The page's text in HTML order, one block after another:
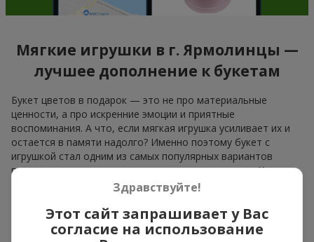
Мягкие игрушки в г. Ярмолинцы —
лучшее дополнение к букетам
Букет цветов в подарок — это не про материальные
ценности, а про искренние эмоции и приятные
воспоминания. А что, если мягкая игрушка усиливает их и
остается в памяти надолго? Именно поэтому букет с
игрушкой стал одним из самых популярных вариантов
подарка — простого, искреннего и очень теплого. Когда к
цветам добавляется плюшевый мишка, зайчик или другой
персонаж, подарок «букет с игрушкой» оставляет больше
воспоминаний.
Букет с игрушкой подходит как длядевочек младшего
Здравствуйте!
Этот сайт запрашивает у Вас
согласие на использование